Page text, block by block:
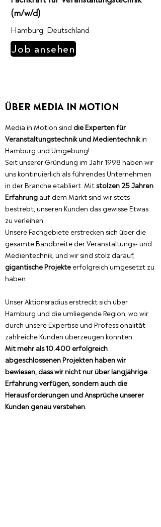
(m/w/d)
Hamburg, Deutschland
Job ansehen
ÜBER MEDIA IN MOTION
Media in Motion sind die Experten für
Veranstaltungstechnik und Medientechnikin
Hamburg und Umgebung!
Seit unserer Gründung im Jahr 1998 haben wir
uns kontinuierlich als führendes Unternehmen
in der Branche etabliert. Mitstolzen 25 Jahren
Erfahrung auf dem Markt sind wir stets
bestrebt, unseren Kunden das gewisse Etwas
zu verleihen.
Unsere Fachgebiete erstrecken sich über die
gesamte Bandbreite der Veranstaltungs- und
Medientechnik, und wir sind stolz darauf,
gigantische Projekte erfolgreich umgesetzt zu
haben.
Unser Aktionsradius erstreckt sich über
Hamburg und die umliegende Region, wo wir
durch unsere Expertise und Professionalität
zahlreiche Kunden überzeugen konnten.
Mit mehr als 10.400 erfolgreich
abgeschlossenen Projekten haben wir
bewiesen, dass wir nicht nur über langjährige
Erfahrung verfügen, sondern auch die
Herausforderungen und Ansprüche unserer
Kunden genau verstehen.